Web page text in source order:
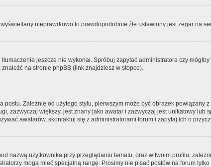
nieprawdłowo to prawdopodobnie źle ustawiony jest zegar na
jeszcze nie wykonał. Spróbuj zapytać administratora czy
na stronie phpBB (link znajdziesz w stopce).
Zależnie od użytego stylu, pierwszym może być obrazek
zazwyczaj większy, jest znany jako awatar i zazwyczaj jest unikatowy
awatarów, skontaktuj się z administratorami forum i zapytaj ich o
nazwą użytkownika przy przeglądaniu tematu, oraz w twoim profilu,
mogą mieć specjalną rangę. Prosimy nie pisać postów na forum